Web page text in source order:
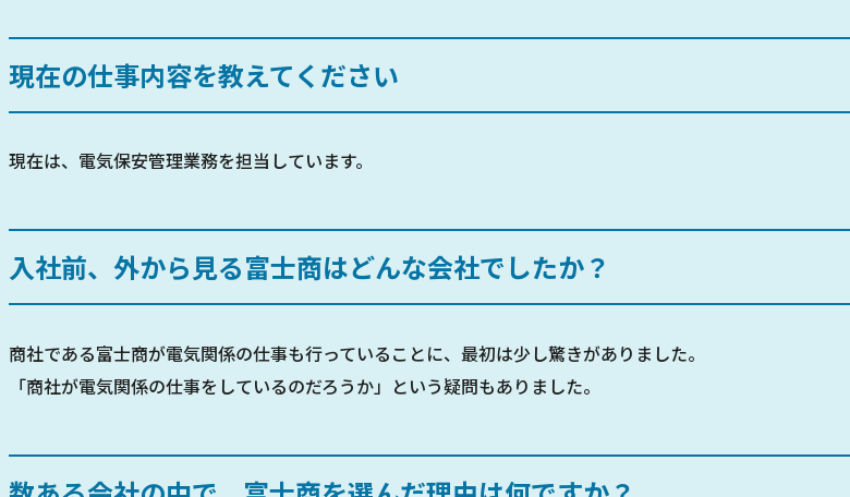
現在の仕事内容を教えてください
現在は、電気保安管理業務を担当しています。
入社前、外から見る富士商はどんな会社でしたか？
商社である富士商が電気関係の仕事も行っていることに、最初は少し驚きがありました。
「商社が電気関係の仕事をしているのだろうか」という疑問もありました。